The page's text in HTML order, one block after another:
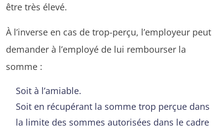
être très élevé.
À l’inverse en cas de trop-perçu, l’employeur peut
demander à l’employé de lui rembourser la
somme :
Soit à l’amiable.
Soit en récupérant la somme trop perçue dans
la limite des sommes autorisées dans le cadre